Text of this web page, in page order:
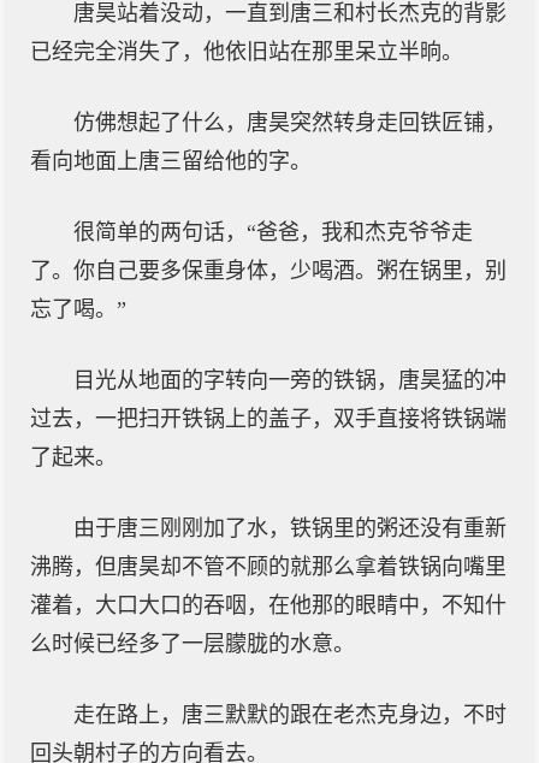
唐昊站着没动，一直到唐三和村长杰克的背影
已经完全消失了，他依旧站在那里呆立半晌。
仿佛想起了什么，唐昊突然转身走回铁匠铺，
看向地面上唐三留给他的字。
很简单的两句话，“爸爸，我和杰克爷爷走
了。你自己要多保重身体，少喝酒。粥在锅里，别
忘了喝。”
目光从地面的字转向一旁的铁锅，唐昊猛的冲
过去，一把扫开铁锅上的盖子，双手直接将铁锅端
了起来。
由于唐三刚刚加了水，铁锅里的粥还没有重新
沸腾，但唐昊却不管不顾的就那么拿着铁锅向嘴里
灌着，大口大口的吞咽，在他那的眼睛中，不知什
么时候已经多了一层朦胧的水意。
走在路上，唐三默默的跟在老杰克身边，不时
回头朝村子的方向看去。